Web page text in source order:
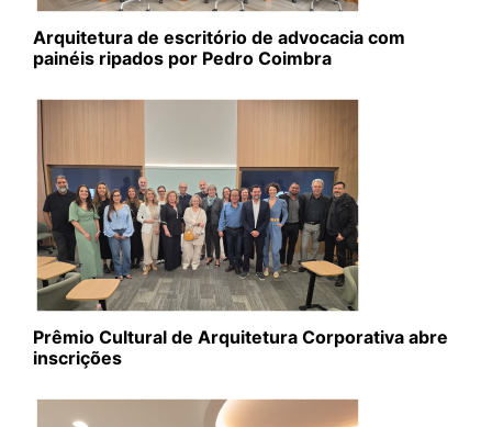
Arquitetura de escritório de advocacia com
painéis ripados por Pedro Coimbra
Prêmio Cultural de Arquitetura Corporativa abre
inscrições